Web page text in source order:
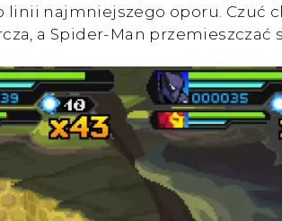
linii najmniejszego oporu.
a Spider-Man przemieszczać